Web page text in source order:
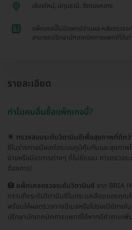
เชียงใหม่, ปทุมธานี, วังทองหลาง
1
แพ็กเกจนี้ไม่มีแพทย์อ่านผล หลังตรวจจะ
สามารถปรึกษานักเทคนิคการแพทย์ได้เ
รายละเอียด
ทำไมคนอื่นซื้อแพ็กเกจนี้?
🌟 ตรวจสอบระดับวิตามินซีเพื่อสุขภาพที่ดีกว่
ซีในร่างกายมีผลต่อระบบภูมิคุ้มกันและสุขภา
ง่ายหรือมีอาการต่างๆ ที่ไม่ชัดเจน การตรวจ
ต้องการ!
🏥 แพ็กเกจตรวจระดับวิตามินซี จาก BRIA
ทราบถึงระดับวิตามินซีในกระแสเลือดของคุณ
พร้อมให้ผลตรวจทางอีเมลหรือไปรษณีย์ภายใ
ปรึกษานักเทคนิคการแพทย์ได้หากมีคำถามเพิ่